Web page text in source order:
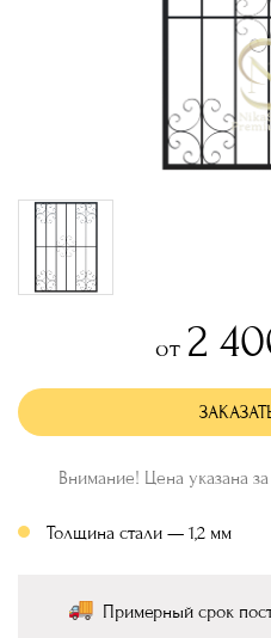
от 2
Внимание! Цена указана
Толщина стали — 1,2 мм
Примерный срок